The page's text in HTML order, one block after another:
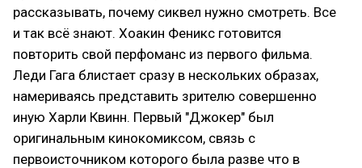
рассказывать, почему сиквел нужно смотреть. Все
и так всё знают. Хоакин Феникс готовится
повторить свой перфоманс из первого фильма.
Леди Гага блистает сразу в нескольких образах,
намериваясь представить зрителю совершенно
иную Харли Квинн. Первый "Джокер" был
оригинальным кинокомиксом, связь с
первоисточником которого была разве что в